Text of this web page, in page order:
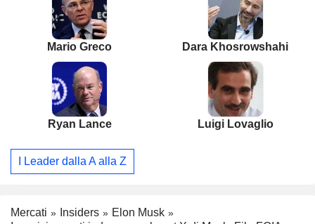
Mario Greco Dara Khosrowshahi
Ryan Lance Luigi Lovaglio
I Leader dalla A alla Z
Mercati Insiders
Elon Musk